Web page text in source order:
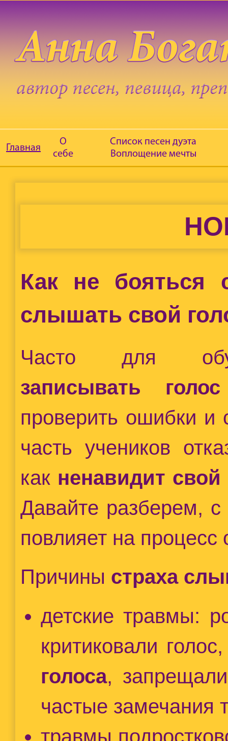
Главная
О
себе
Список песен дуэта
Воплощение мечты
Как не бояться
слышать свой
Часто для
записывать
проверить ошибки и
часть учеников
как ненавидит свой
Давайте разберем, с
повлияет на процесс
Причины страха
детские травмы:
критиковали
голоса,
частые замечания
травмы